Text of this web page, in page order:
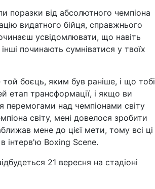
поразки від абсолютного чемпіона
видатного бійця, справжнього
усвідомлювати, що навіть
починають сумніватися у твоїх
боєць, яким був раніше, і що тобі
етап трансформації, і якщо ви
над чемпіонами світу
світу, мені довелося зробити
мене до цієї мети, тому всі ці
інтерв'ю Boxing Scene.
21 вересня на стадіоні